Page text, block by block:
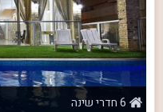
6 חדרי שינה